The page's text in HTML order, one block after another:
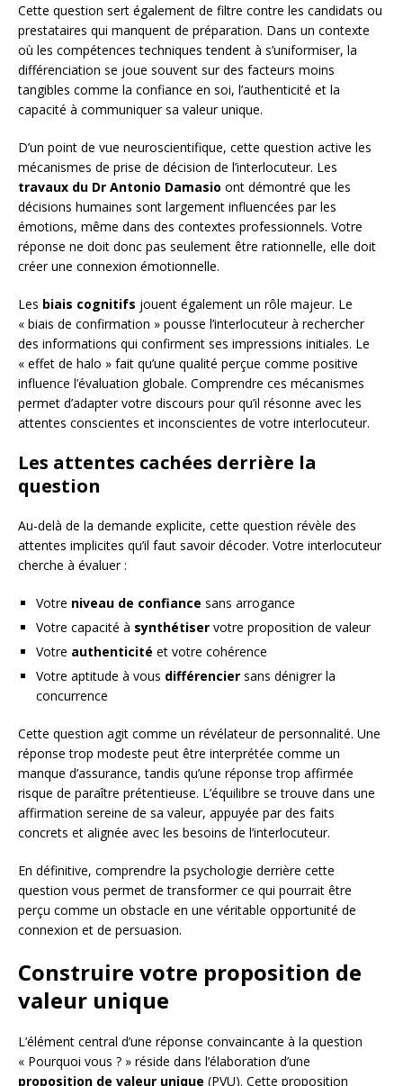
Cette question sert également de filtre contre les candidats ou
prestataires qui manquent de préparation. Dans un contexte
où les compétences techniques tendent à s’uniformiser, la
différenciation se joue souvent sur des facteurs moins
tangibles comme la confiance en soi, l’authenticité et la
capacité à communiquer sa valeur unique.
D’un point de vue neuroscientifique, cette question active les
mécanismes de prise de décision de l’interlocuteur. Les
travaux du Dr Antonio Damasio ont démontré que les
décisions humaines sont largement influencées par les
émotions, même dans des contextes professionnels. Votre
réponse ne doit donc pas seulement être rationnelle, elle doit
créer une connexion émotionnelle.
Les biais cognitifs jouent également un rôle majeur. Le
« biais de confirmation » pousse l’interlocuteur à rechercher
des informations qui confirment ses impressions initiales. Le
« effet de halo » fait qu’une qualité perçue comme positive
influence l’évaluation globale. Comprendre ces mécanismes
permet d’adapter votre discours pour qu’il résonne avec les
attentes conscientes et inconscientes de votre interlocuteur.
Les attentes cachées derrière la
question
Au-delà de la demande explicite, cette question révèle des
attentes implicites qu’il faut savoir décoder. Votre interlocuteur
cherche à évaluer :
Votre niveau de confiance sans arrogance
Votre capacité à synthétiser votre proposition de valeur
Votre authenticité et votre cohérence
Votre aptitude à vous différencier sans dénigrer la
concurrence
Cette question agit comme un révélateur de personnalité. Une
réponse trop modeste peut être interprétée comme un
manque d’assurance, tandis qu’une réponse trop affirmée
risque de paraître prétentieuse. L’équilibre se trouve dans une
affirmation sereine de sa valeur, appuyée par des faits
concrets et alignée avec les besoins de l’interlocuteur.
En définitive, comprendre la psychologie derrière cette
question vous permet de transformer ce qui pourrait être
perçu comme un obstacle en une véritable opportunité de
connexion et de persuasion.
Construire votre proposition de
valeur unique
L’élément central d’une réponse convaincante à la question
« Pourquoi vous ? » réside dans l’élaboration d’une
proposition de valeur unique (PVU). Cette proposition